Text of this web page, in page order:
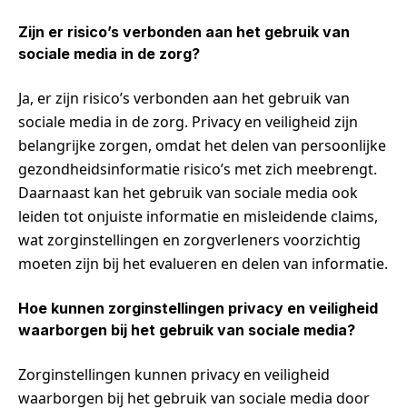
Zijn er risico’s verbonden aan het gebruik van
sociale media in de zorg?
Ja, er zijn risico’s verbonden aan het gebruik van
sociale media in de zorg. Privacy en veiligheid zijn
belangrijke zorgen, omdat het delen van persoonlijke
gezondheidsinformatie risico’s met zich meebrengt.
Daarnaast kan het gebruik van sociale media ook
leiden tot onjuiste informatie en misleidende claims,
wat zorginstellingen en zorgverleners voorzichtig
moeten zijn bij het evalueren en delen van informatie.
Hoe kunnen zorginstellingen privacy en veiligheid
waarborgen bij het gebruik van sociale media?
Zorginstellingen kunnen privacy en veiligheid
waarborgen bij het gebruik van sociale media door